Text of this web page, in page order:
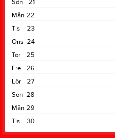
21
Sön
22
Mån
23
Tis
24
Ons
25
Tor
26
Fre
27
Lör
28
Sön
29
Mån
30
Tis